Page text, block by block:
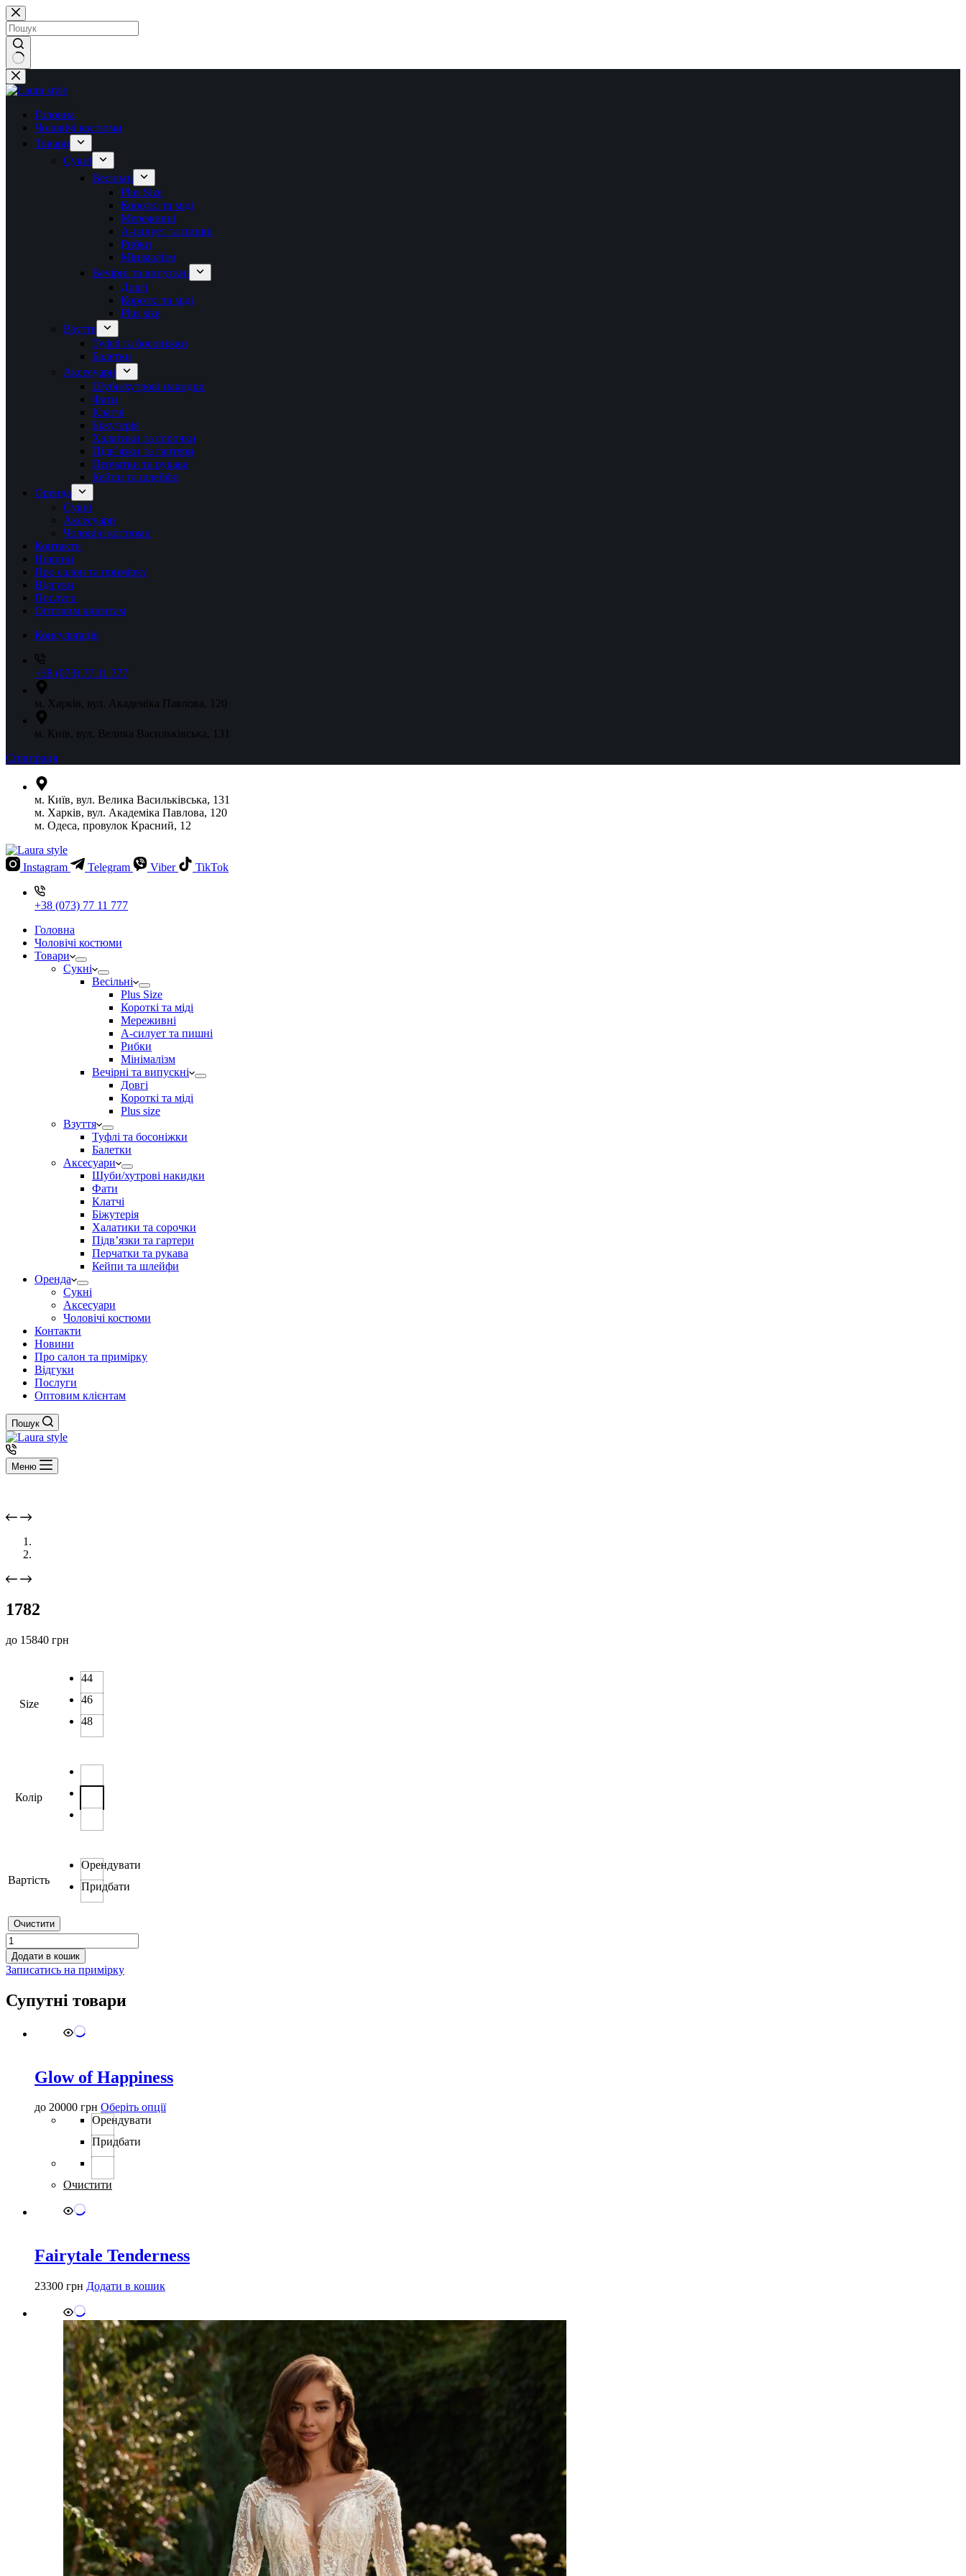
Перейти
до
вмісту
Немає
результатів
Головна
Чоловічі костюми
Товари
Сукні
Весільні
Plus Size
Короткі та міді
Мереживні
А-силует та пишні
Рибки
Мінімалізм
Вечірні та випускні
Довгі
Короткі та міді
Plus size
Взуття
Туфлі та босоніжки
Балетки
Аксесуари
Шуби/хутрові накидки
Фати
Клатчі
Біжутерія
Халатики та сорочки
Підвʼязки та гартери
Перчатки та рукава
Кейпи та шлейфи
Оренда
Сукні
Аксесуари
Чоловічі костюми
Контакти
Новини
Про салон та примірку
Відгуки
Послуги
Оптовим клієнтам
Консультація
+38 (073) 77 11 777
м. Харків, вул. Академіка Павлова, 120
м. Київ, вул. Велика Васильківська, 131
Співпраця
м. Київ, вул. Велика Васильківська, 131
м. Харків, вул. Академіка Павлова, 120
м. Одеса, провулок Красний, 12
Instagram Telegram Viber TikTok
+38 (073) 77 11 777
Головна
Чоловічі костюми
Товари
Сукні
Весільні
Plus Size
Короткі та міді
Мереживні
А-силует та пишні
Рибки
Мінімалізм
Вечірні та випускні
Довгі
Короткі та міді
Plus size
Взуття
Туфлі та босоніжки
Балетки
Аксесуари
Шуби/хутрові накидки
Фати
Клатчі
Біжутерія
Халатики та сорочки
Підвʼязки та гартери
Перчатки та рукава
Кейпи та шлейфи
Оренда
Сукні
Аксесуари
Чоловічі костюми
Контакти
Новини
Про салон та примірку
Відгуки
Послуги
Оптовим клієнтам
Пошук
Меню
1782
до 15840 грн
Size
44
46
48
Колір
Вартість
Орендувати
Придбати
Очистити
1782
кількість
Додати в кошик
Записатись на примірку
Супутні товари
Glow of Happiness
до 20000 грн Оберіть опціїЦей
Орендувати
Придбати
Очистити
Fairytale Tenderness
23300 грн Додати в кошик